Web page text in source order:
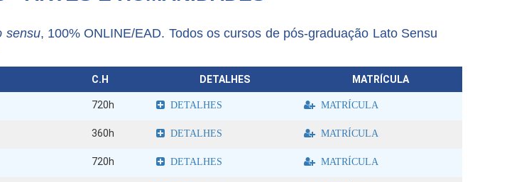
sensu, 100% ONLINE/EAD. Todos os cursos de pós-graduação Lato Sensu
C.H DETALHES MATRÍCULA
720h DETALHES MATRÍCULA
360h DETALHES MATRÍCULA
720h DETALHES MATRÍCULA